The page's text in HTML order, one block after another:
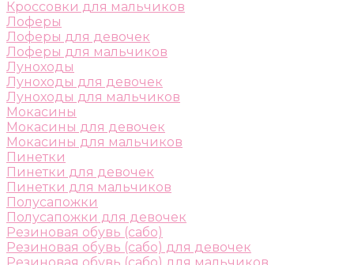
Кроссовки для мальчиков
Лоферы
Лоферы для девочек
Лоферы для мальчиков
Луноходы
Луноходы для девочек
Луноходы для мальчиков
Мокасины
Мокасины для девочек
Мокасины для мальчиков
Пинетки
Пинетки для девочек
Пинетки для мальчиков
Полусапожки
Полусапожки для девочек
Резиновая обувь (сабо)
Резиновая обувь (сабо) для девочек